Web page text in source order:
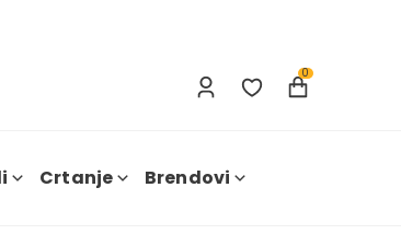
0
Crtanje Brendovi